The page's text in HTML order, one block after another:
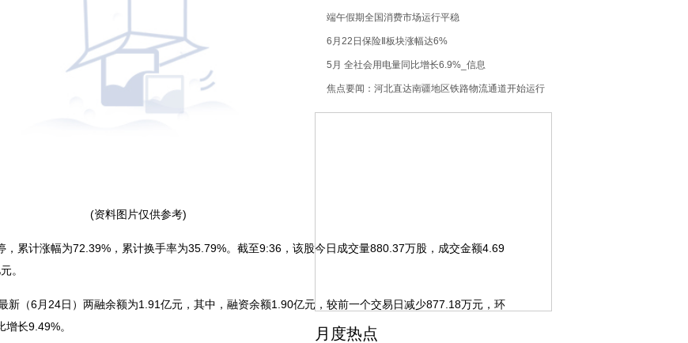
(资料图片仅供参考)
累计涨幅为72.39%，累计换手率为35.79%。截至9:36，该股今日成交量880.37万股，成交金额4.69
。
新（6月24日）两融余额为1.91亿元，其中，融资余额1.90亿元，较前一个交易日减少877.18万元，环
长9.49%。
土地 焦点速讯
端午假期全国消费市场运行平稳
6月22日保险Ⅱ板块涨幅达6%
5月 全社会用电量同比增长6.9%_信息
焦点要闻：河北直达南疆地区铁路物流通道开始运行
月度热点